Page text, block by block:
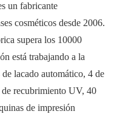
un fabricante
cosméticos desde 2006.
supera los 10000
está trabajando a la
lacado automático, 4 de
recubrimiento UV, 40
de impresión